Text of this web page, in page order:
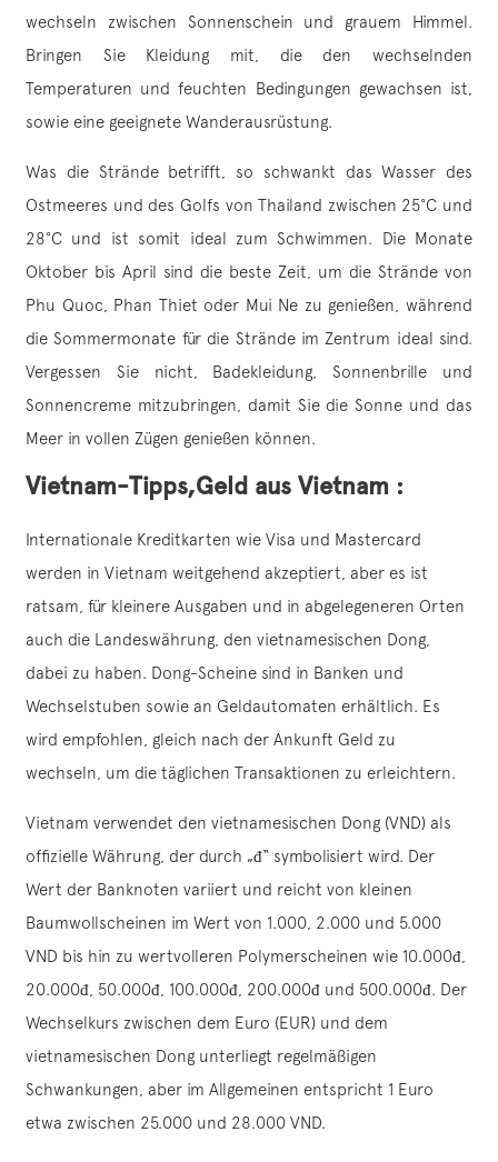
wechseln zwischen Sonnenschein und grauem Himmel.
Bringen Sie Kleidung mit, die den wechselnden
Temperaturen und feuchten Bedingungen gewachsen ist,
sowie eine geeignete Wanderausrüstung.
Was die Strände betrifft, so schwankt das Wasser des
Ostmeeres und des Golfs von Thailand zwischen 25°C und
28°C und ist somit ideal zum Schwimmen. Die Monate
Oktober bis April sind die beste Zeit, um die Strände von
Phu Quoc, Phan Thiet oder Mui Ne zu genießen, während
die Sommermonate für die Strände im Zentrum ideal sind.
Vergessen Sie nicht, Badekleidung, Sonnenbrille und
Sonnencreme mitzubringen, damit Sie die Sonne und das
Meer in vollen Zügen genießen können.
Vietnam-Tipps,Geld aus Vietnam :
Internationale Kreditkarten wie Visa und Mastercard
werden in Vietnam weitgehend akzeptiert, aber es ist
ratsam, für kleinere Ausgaben und in abgelegeneren Orten
auch die Landeswährung, den vietnamesischen Dong,
dabei zu haben. Dong-Scheine sind in Banken und
Wechselstuben sowie an Geldautomaten erhältlich. Es
wird empfohlen, gleich nach der Ankunft Geld zu
wechseln, um die täglichen Transaktionen zu erleichtern.
Vietnam verwendet den vietnamesischen Dong (VND) als
offizielle Währung, der durch „đ“ symbolisiert wird. Der
Wert der Banknoten variiert und reicht von kleinen
Baumwollscheinen im Wert von 1.000, 2.000 und 5.000
VND bis hin zu wertvolleren Polymerscheinen wie 10.000đ,
20.000đ, 50.000đ, 100.000đ, 200.000đ und 500.000đ. Der
Wechselkurs zwischen dem Euro (EUR) und dem
vietnamesischen Dong unterliegt regelmäßigen
Schwankungen, aber im Allgemeinen entspricht 1 Euro
etwa zwischen 25.000 und 28.000 VND.